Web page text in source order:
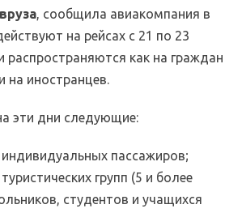
, сообщила авиакомпания в
на рейсах с 21 по 23
распространяются как на граждан
на иностранцев.
эти дни следующие:
пассажиров;
групп (5 и более
студентов и учащихся